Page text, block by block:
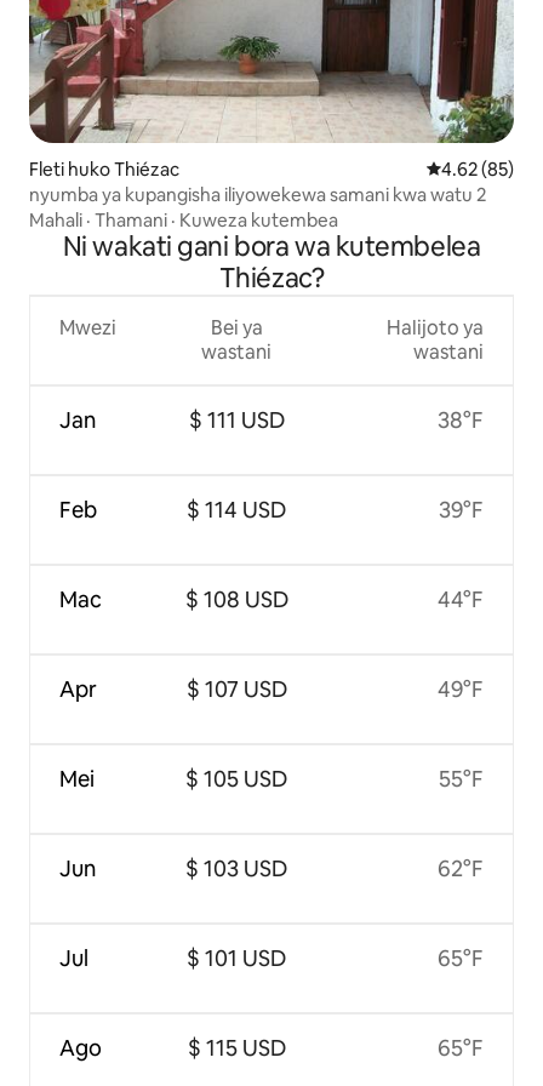
Fleti huko Thiézac Ukadiriaji wa
4.62 (85)
nyumba ya kupangisha iliyowekewa samani kwa watu 2
Mahali · Thamani · Kuweza kutembea
Ni wakati gani bora wa kutembelea
Thiézac?
Mwezi
Jan
Feb
Mac
Apr
Mei
Jun
Jul
Ago
Bei ya
wastani
$ 111 USD
$ 114 USD
$ 108 USD
$ 107 USD
$ 105 USD
$ 103 USD
$ 101 USD
$ 115 USD
Halijoto ya
wastani
38°F
39°F
44°F
49°F
55°F
62°F
65°F
65°F